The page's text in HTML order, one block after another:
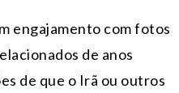
engajamento com fotos
de anos
de que o Irã ou outros